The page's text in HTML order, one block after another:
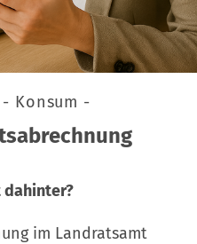
Konsum -
dahinter?
im Landratsamt